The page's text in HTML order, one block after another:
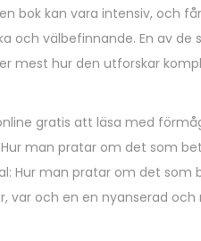
bok kan vara intensiv, och
och välbefinnande. En av de
mest hur den utforskar
gratis att läsa med
man pratar om det som
Hur man pratar om det som
var och en en nyanserad